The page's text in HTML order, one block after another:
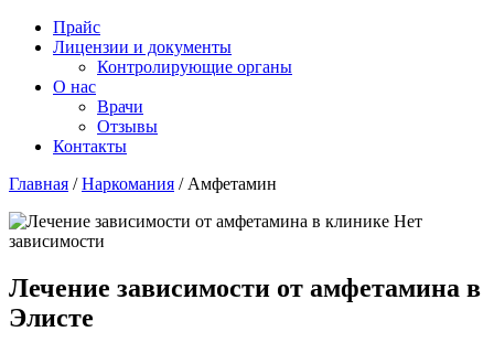
Прайс
Лицензии и документы
Контролирующие органы
О нас
Врачи
Отзывы
Контакты
Главная /Наркомания / Амфетамин
Лечение зависимости от амфетамина в
Элисте